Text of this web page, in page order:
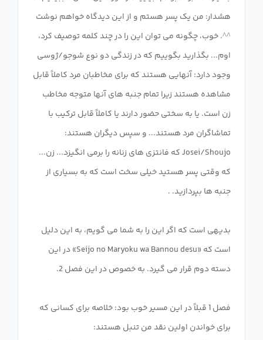
هشدار: من یک پسر هستم و از این دیدگاه خواهم نوشت
^^. خوب، چگونه می توان این را در چند کلمه توصیف کرد،
اوم... بگذارید بگوییم که در زندگی دو نوع شوجو/ژوسی
وجود دارد: آنهایی هستند که برای مخاطبان مرد کاملاً قابل
مشاهده هستند زیرا تمام جنبه های آنها متوجه مخاطب
زن است. یا به سختی حضور دارند یا کاملاً قابل ترکیب با
تماشاگران مرد هستند... و سپس دیگران هستند:
Josei/Shoujo که فانتزی های زنانه را برمی انگیزد... زن...
که وقتی پسر هستید خیلی سخت است که به بسیاری از
بدیهی است که اگر این را به شما می گویم، به این دلیل
است که «Seijo no Maryoku wa Bannou desu» در این
فصل 1 قبلاً در این مسیر خوب بود: خلاصه برای کسانی که